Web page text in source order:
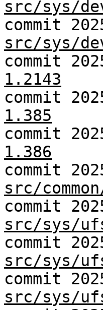
src/sys/
commit
src/sys/
commit
1.2143
commit
1.385
commit
1.386
commit
src/
commit
src/sys/
commit
src/sys/
commit
src/sys/